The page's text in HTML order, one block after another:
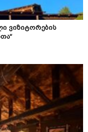
ვიზიტორების